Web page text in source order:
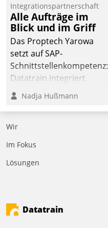
Integrationspartnerschaft
Alle Aufträge im
Blick und im Griff
Das Proptech Yarowa
setzt auf SAP-
Schnittstellenkompetenz:
Datatrain integriert
Yarowas Portal zur
Vergabe und Verwaltung
von Aufträgen der
operativen
Instandhaltung in die
deutscher
den Weg vom
Mieteranliegen zum
Nadja Hußmann
Wir
Im Fokus
Lösungen
Datatrain